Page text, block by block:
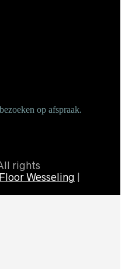
op afspraak.
rights
Floor Wesseling